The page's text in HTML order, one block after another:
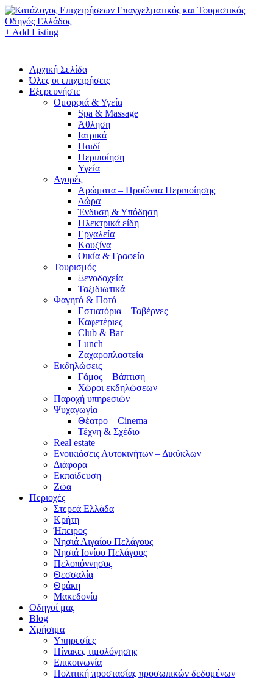
+ Add Listing
Αρχική Σελίδα
Όλες οι επιχειρήσεις
Εξερευνήστε
Ομορφιά & Υγεία
Spa & Massage
Άθληση
Ιατρικά
Παιδί
Περιποίηση
Υγεία
Αγορές
Αρώματα – Προϊόντα Περιποίησης
Δώρα
Ένδυση & Υπόδηση
Ηλεκτρικά είδη
Εργαλεία
Κουζίνα
Οικία & Γραφείο
Τουρισμός
Ξενοδοχεία
Ταξιδιωτικά
Φαγητό & Ποτό
Εστιατόρια – Ταβέρνες
Καφετέριες
Club & Bar
Lunch
Ζαχαροπλαστεία
Εκδηλώσεις
Γάμος – Βάπτιση
Χώροι εκδηλώσεων
Παροχή υπηρεσιών
Ψυχαγωγία
Θέατρο – Cinema
Τέχνη & Σχέδιο
Real estate
Ενοικιάσεις Αυτοκινήτων – Δικύκλων
Διάφορα
Εκπαίδευση
Ζώα
Περιοχές
Στερεά Ελλάδα
Κρήτη
Ήπειρος
Νησιά Αιγαίου Πελάγους
Νησιά Ιονίου Πελάγους
Πελοπόννησος
Θεσσαλία
Θράκη
Μακεδονία
Οδηγοί μας
Blog
Χρήσιμα
Υπηρεσίες
Πίνακες τιμολόγησης
Επικοινωνία
Πολιτική προστασίας προσωπικών δεδομένων